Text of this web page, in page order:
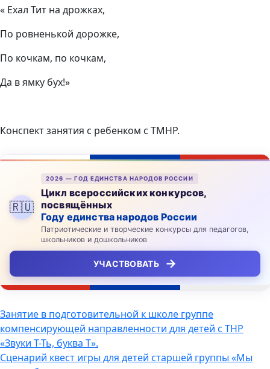
« Ехал Тит на дрожках,
По ровненькой дорожке,
По кочкам, по кочкам,
Да в ямку бух!»
Конспект занятия с ребенком с ТМНР.
🇷🇺
2026 — ГОД ЕДИНСТВА НАРОДОВ РОССИИ
Цикл всероссийских конкурсов,
посвящённых
Году единства народов России
Патриотические и творческие конкурсы для педагогов,
школьников и дошкольников
УЧАСТВОВАТЬ →
Навигация
по
записям
Занятие в подготовительной к школе группе
компенсирующей направленности для детей с ТНР
«Звуки Т-Ть, буква Т».
Сценарий квест игры для детей старшей группы «Мы